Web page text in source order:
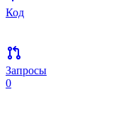
Код
Запросы
0